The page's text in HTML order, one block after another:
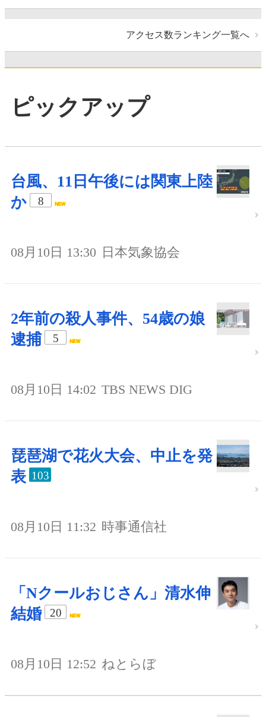
アクセス数ランキング一覧へ
ピックアップ
台風、11日午後には関東上陸
か
8
08月10日 13:30 日本気象協会
2年前の殺人事件、54歳の娘
逮捕
5
08月10日 14:02 TBS NEWS DIG
琵琶湖で花火大会、中止を発
表 103
08月10日 11:32 時事通信社
「Nクールおじさん」清水伸
結婚
20
08月10日 12:52 ねとらぼ